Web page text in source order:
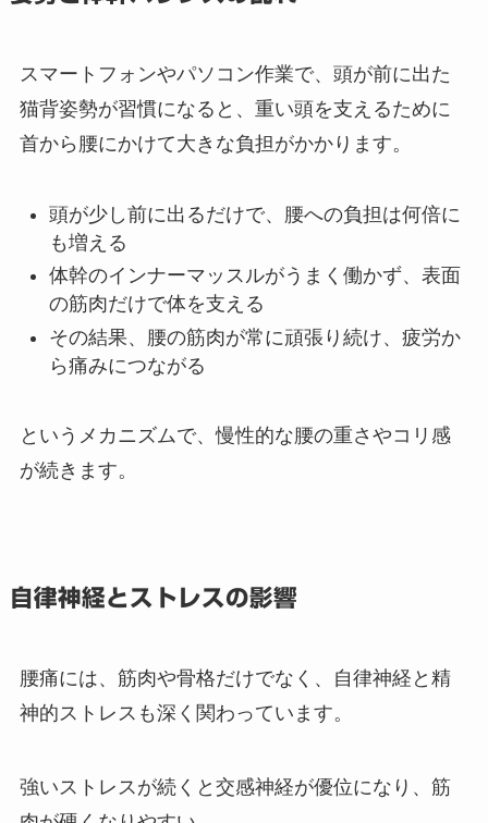
スマートフォンやパソコン作業で、頭が前に出た
猫背姿勢が習慣になると、重い頭を支えるために
首から腰にかけて大きな負担がかかります。
頭が少し前に出るだけで、腰への負担は何倍に
も増える
体幹のインナーマッスルがうまく働かず、表面
の筋肉だけで体を支える
その結果、腰の筋肉が常に頑張り続け、疲労か
ら痛みにつながる
というメカニズムで、慢性的な腰の重さやコリ感
が続きます。
自律神経とストレスの影響
腰痛には、筋肉や骨格だけでなく、自律神経と精
神的ストレスも深く関わっています。
強いストレスが続くと交感神経が優位になり、筋